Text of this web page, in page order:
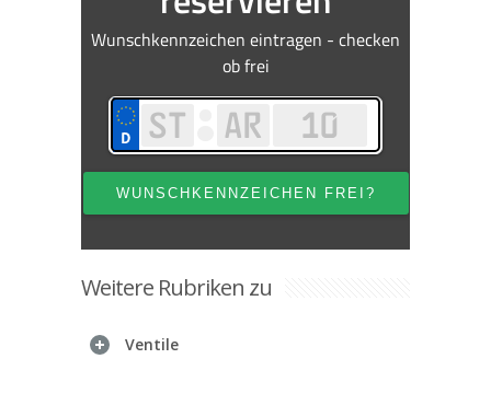
Weitere Rubriken zu
Ventile